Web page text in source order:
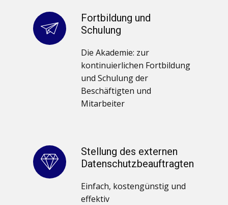
Fortbildung und
Schulung
Die Akademie: zur ​​
kontinuierlichen Fortbildung
und Schulung der
Beschäftigten und
Mitarbeiter
Stellung des externen
Datenschutzbeauftragten
Einfach, kostengünstig und
effektiv